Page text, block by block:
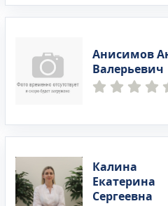
Анисимов
Валерьевич
Калина
Екатерина
Сергеевна